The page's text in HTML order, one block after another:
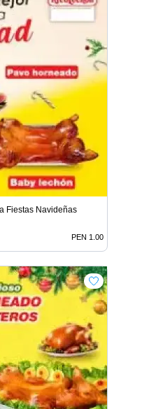
Fiestas Navideñas
PEN 1.00